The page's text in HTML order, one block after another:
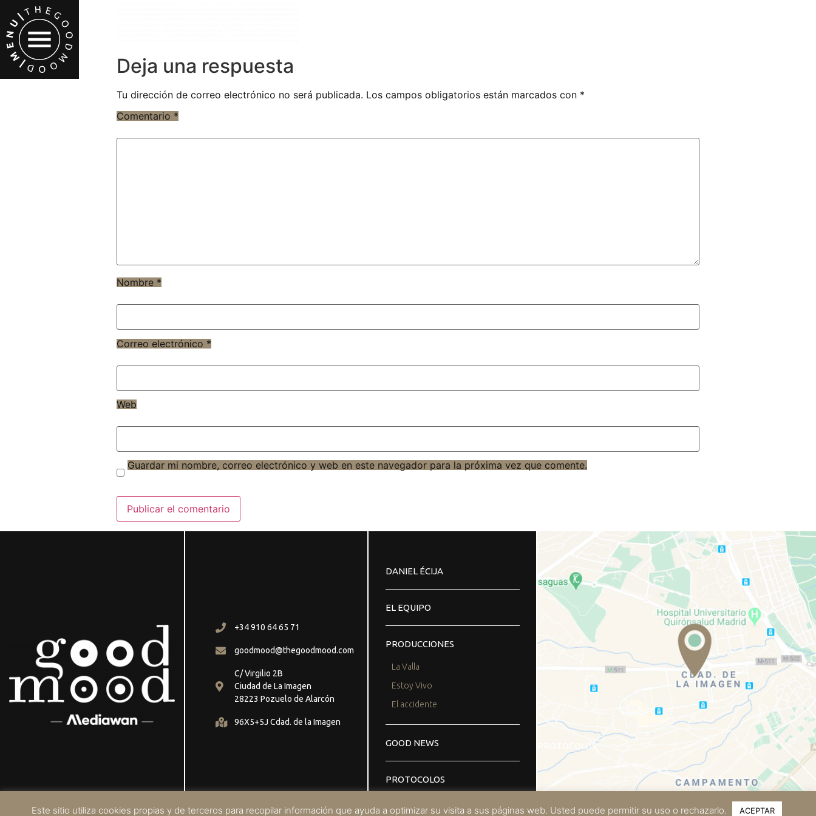
Deja una respuesta
Tu dirección de correo electrónico no será publicada. Los campos obligatorios están marcados con *
Comentario *
Nombre *
Correo electrónico *
Web
Guardar mi nombre, correo electrónico y web en este navegador para la próxima vez que comente.
+34 910 64 65 71
goodmood@thegoodmood.com
C/ Virgilio 2B
Ciudad de La Imagen
28223 Pozuelo de Alarcón
96X5+5J Cdad. de la Imagen
DANIEL ÉCIJA
EL EQUIPO
PRODUCCIONES
La Valla
Estoy Vivo
El accidente
GOOD NEWS
PROTOCOLOS
PROTOCOLOS
Este sitio utiliza cookies propias y de terceros para recopilar información que ayuda a optimizar su visita a sus páginas web. Usted puede permitir su uso o rechazarlo. ACEPTAR